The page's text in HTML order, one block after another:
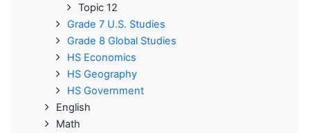
Topic 12
Grade 7 U.S. Studies
Grade 8 Global Studies
HS Economics
HS Geography
HS Government
English
Math